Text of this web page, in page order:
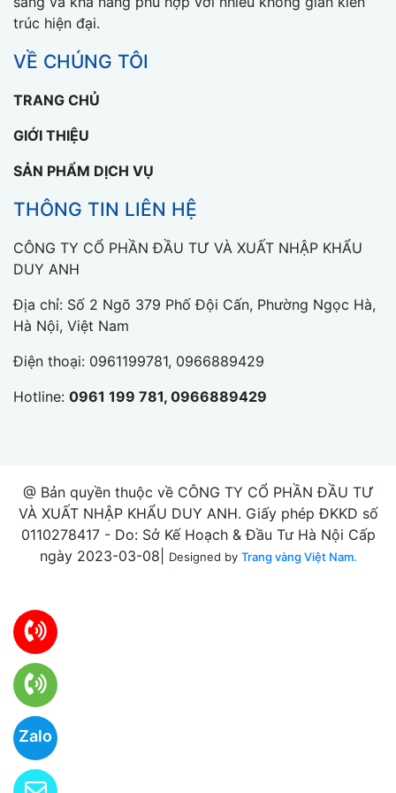
Zalo
trúc hiện đại.
VỀ CHÚNG TÔI
TRANG CHỦ
GIỚI THIỆU
SẢN PHẨM DỊCH VỤ
THÔNG TIN LIÊN HỆ
CÔNG TY CỔ PHẦN ĐẦU TƯ VÀ XUẤT NHẬP KHẨU
DUY ANH
Địa chỉ: Số 2 Ngõ 379 Phố Đội Cấn, Phường Ngọc Hà,
Hà Nội, Việt Nam
Điện thoại: 0961199781, 0966889429
Hotline: 0961 199 781, 0966889429
@ Bản quyền thuộc về CÔNG TY CỔ PHẦN ĐẦU TƯ
VÀ XUẤT NHẬP KHẨU DUY ANH. Giấy phép ĐKKD số
0110278417 - Do: Sở Kế Hoạch & Đầu Tư Hà Nội Cấp
ngày 2023-03-08|
Designed by Trang vàng Việt Nam.